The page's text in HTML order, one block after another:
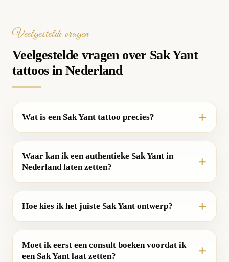
Veelgestelde vragen
Veelgestelde vragen over Sak Yant
tattoos in Nederland
Wat is een Sak Yant tattoo precies?
Waar kan ik een authentieke Sak Yant in
Nederland laten zetten?
Hoe kies ik het juiste Sak Yant ontwerp?
Moet ik eerst een consult boeken voordat ik
een Sak Yant laat zetten?